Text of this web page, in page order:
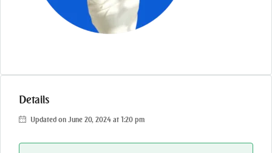
Details
Updated on June 20, 2024 at 1:20 pm